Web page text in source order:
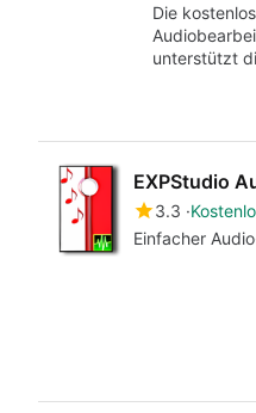
Die
unterstützt
EXPStudio
3.3
Einfacher